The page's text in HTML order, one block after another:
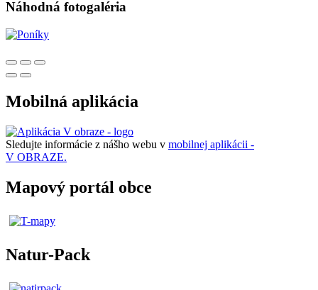
Náhodná fotogaléria
Mobilná aplikácia
Sledujte informácie z nášho webu v mobilnej aplikácii -
V OBRAZE.
Mapový portál obce
Natur-Pack